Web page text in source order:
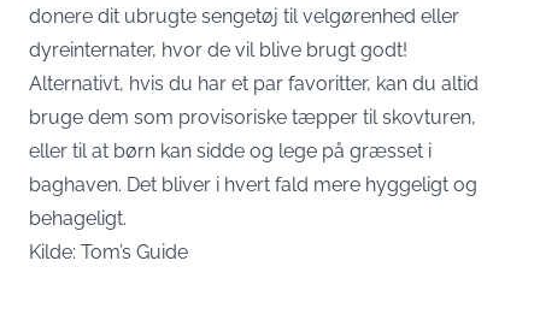
donere dit ubrugte sengetøj til velgørenhed eller
dyreinternater, hvor de vil blive brugt godt!
Alternativt, hvis du har et par favoritter, kan du altid
bruge dem som provisoriske tæpper til skovturen,
eller til at børn kan sidde og lege på græsset i
baghaven. Det bliver i hvert fald mere hyggeligt og
behageligt.
Kilde: Tom’s Guide